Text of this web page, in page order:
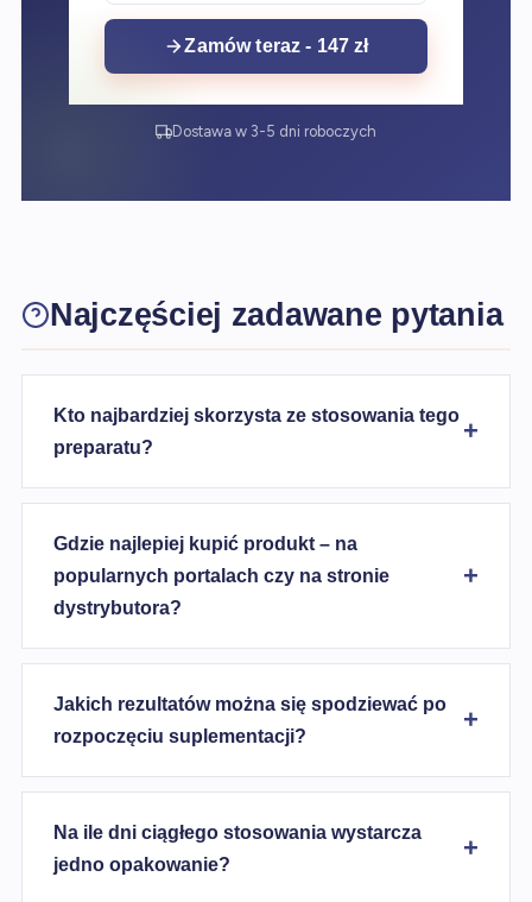
Zamów teraz - 147 zł
Dostawa w 3-5 dni roboczych
Najczęściej zadawane pytania
Kto najbardziej skorzysta ze stosowania tego
preparatu?
Gdzie najlepiej kupić produkt – na
popularnych portalach czy na stronie
dystrybutora?
Jakich rezultatów można się spodziewać po
rozpoczęciu suplementacji?
Na ile dni ciągłego stosowania wystarcza
jedno opakowanie?